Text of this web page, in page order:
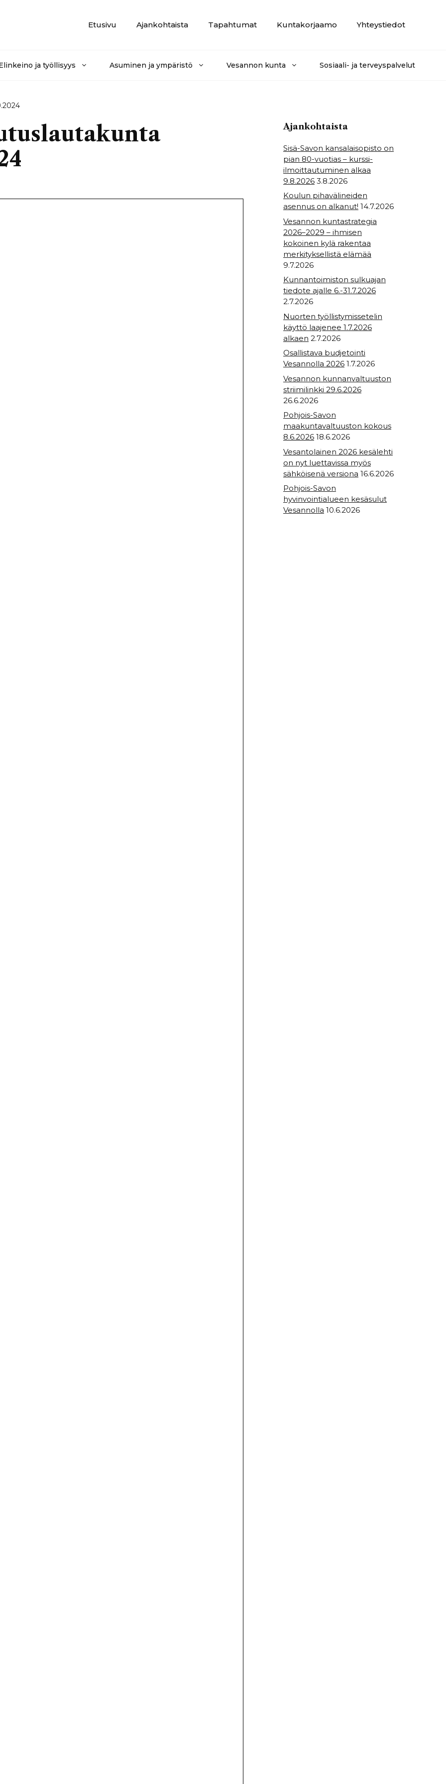
Etusivu
Ajankohtaista Tapahtumat Kuntakorjaamo Yhteystiedot
ja työllisyys Asuminen ja ympäristö Vesannon kunta Sosiaali- ja terveyspalvelut
Ajankohtaista
Sisä-Savon kansalaisopisto on
pian 80-vuotias – kurssi-
ilmoittautuminen alkaa
9.8.2026 3.8.2026
Koulun pihavälineiden
asennus on alkanut! 14.7.2026
Vesannon kuntastrategia
2026–2029 – ihmisen
kokoinen kylä rakentaa
merkityksellistä elämää
9.7.2026
Kunnantoimiston sulkuajan
tiedote ajalle 6.-31.7.2026
2.7.2026
Nuorten työllistymissetelin
käyttö laajenee 1.7.2026
alkaen 2.7.2026
Osallistava budjetointi
Vesannolla 2026 1.7.2026
Vesannon kunnanvaltuuston
striimilinkki 29.6.2026
26.6.2026
Pohjois-Savon
maakuntavaltuuston kokous
8.6.2026 18.6.2026
Vesantolainen 2026 kesälehti
on nyt luettavissa myös
sähköisenä versiona 16.6.2026
Pohjois-Savon
hyvinvointialueen kesäsulut
Vesannolla 10.6.2026